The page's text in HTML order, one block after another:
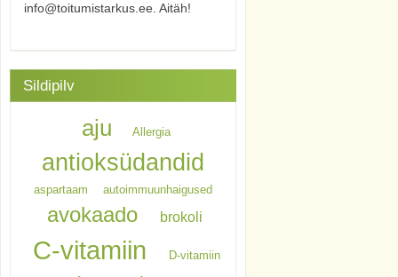
info@toitumistarkus.ee. Aitäh!
Sildipilv
aju Allergia
antioksüdandid
aspartaam autoimmuunhaigused
avokaado brokoli
C-vitamiin D-vitamiin